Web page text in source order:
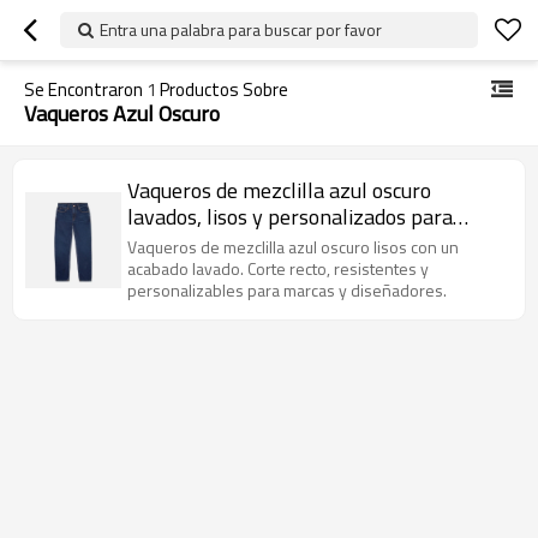
Entra una palabra para buscar por favor
Se Encontraron 1 Productos Sobre
Vaqueros Azul Oscuro
Vaqueros de mezclilla azul oscuro
lavados, lisos y personalizados para
hombre
Vaqueros de mezclilla azul oscuro lisos con un
acabado lavado. Corte recto, resistentes y
personalizables para marcas y diseñadores.